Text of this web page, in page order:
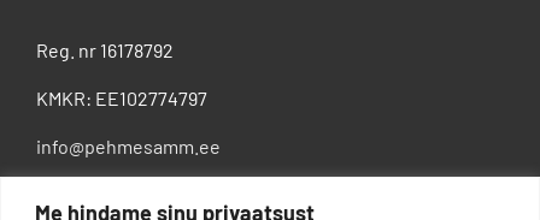
Me hindame sinu privaatsust
Reg. nr 16178792
KMKR: EE102774797
info@pehmesamm.ee